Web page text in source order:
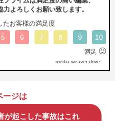
よろしくお願い致します。
たお客様の満足度
5 6 7 8 9 10
満足 🙂
media weaver drive
ージは
が起こした事故はこれ